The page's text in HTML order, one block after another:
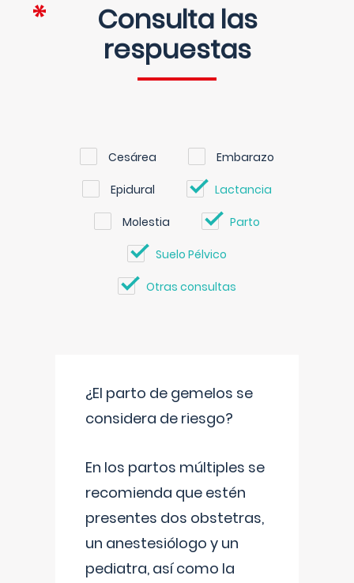
Consulta las
respuestas
Cesárea Embarazo
Epidural Lactancia
Molestia Parto
Suelo Pélvico
Otras consultas
¿El parto de gemelos se
considera de riesgo?
En los partos múltiples se
recomienda que estén
presentes dos obstetras,
un anestesiólogo y un
pediatra, así como la